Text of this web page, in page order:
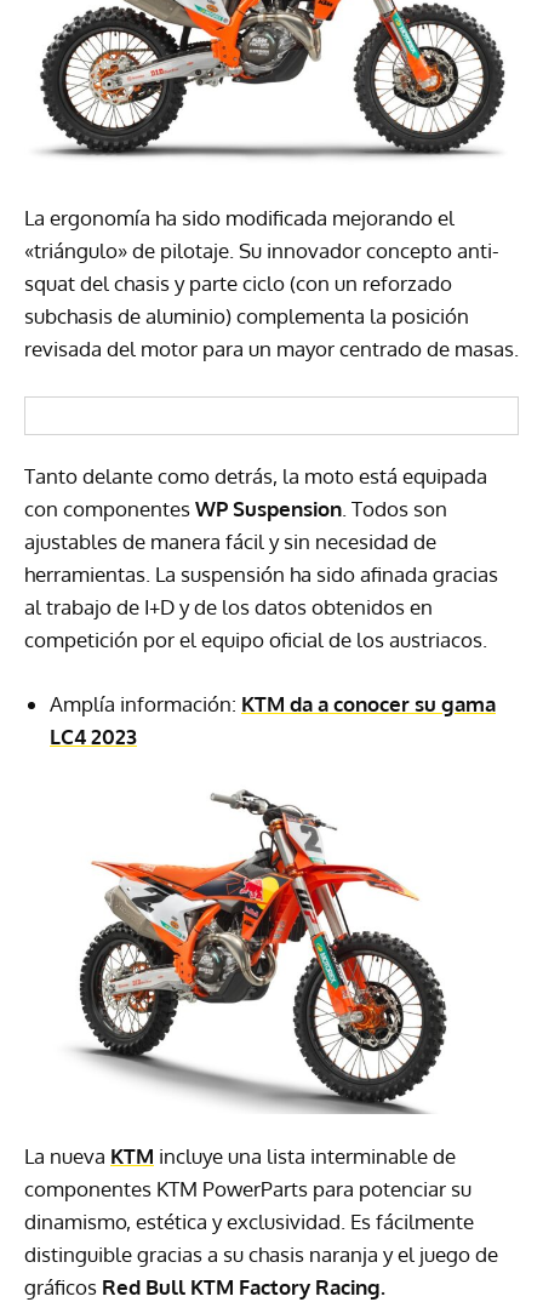
La ergonomía ha sido modificada mejorando el
«triángulo» de pilotaje. Su innovador concepto anti-
squat del chasis y parte ciclo (con un reforzado
subchasis de aluminio) complementa la posición
revisada del motor para un mayor centrado de masas.
Tanto delante como detrás, la moto está equipada
con componentesWP Suspension . Todos son
ajustables de manera fácil y sin necesidad de
herramientas. La suspensión ha sido afinada gracias
al trabajo de I+D y de los datos obtenidos en
competición por el equipo oficial de los austriacos.
Amplía información: KTM da a conocer su gama
LC4 2023
La nueva KTM incluye una lista interminable de
componentes KTM PowerParts para potenciar su
dinamismo, estética y exclusividad. Es fácilmente
distinguible gracias a su chasis naranja y el juego de
gráficos Red Bull KTM Factory Racing.